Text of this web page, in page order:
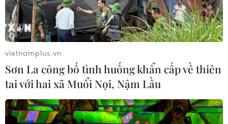
vietnamplus.vn
Sơn La công bố tình huống khẩn cấp về thiên
tai với hai xã Muổi Nọi, Nậm Lầu